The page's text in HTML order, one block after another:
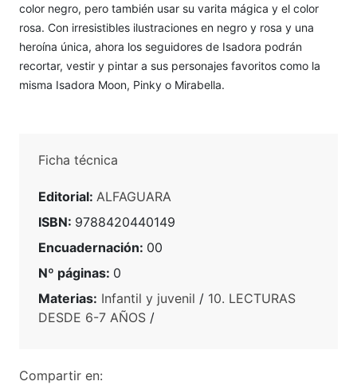
color negro, pero también usar su varita mágica y el color
rosa. Con irresistibles ilustraciones en negro y rosa y una
heroína única, ahora los seguidores de Isadora podrán
recortar, vestir y pintar a sus personajes favoritos como la
misma Isadora Moon, Pinky o Mirabella.
Ficha técnica
Editorial: ALFAGUARA
ISBN: 9788420440149
Encuadernación: 00
Nº páginas: 0
Materias: Infantil y juvenil / 10. LECTURAS
DESDE 6-7 AÑOS /
Compartir en: